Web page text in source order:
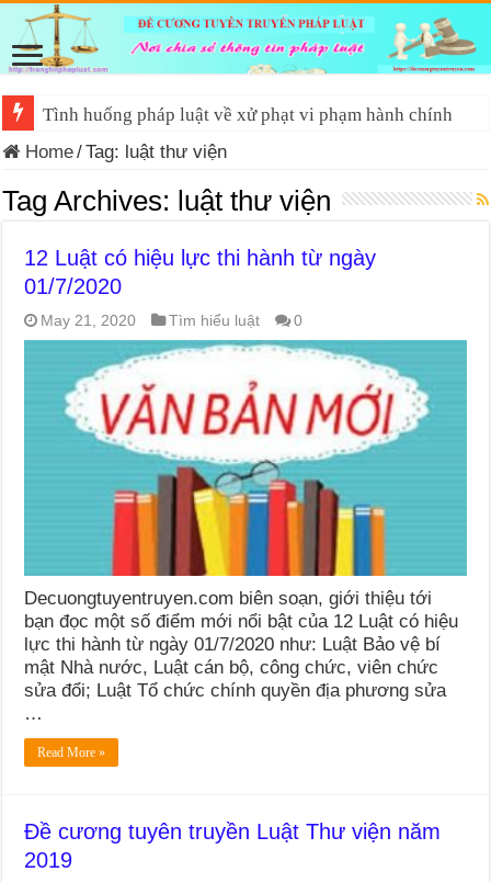
Tình huống pháp luật về xử phạt vi phạm hành chính
Home/Tag: luật thư viện
Tag Archives: luật thư viện
12 Luật có hiệu lực thi hành từ ngày
01/7/2020
May 21, 2020 Tìm hiểu luật 0
Decuongtuyentruyen.com biên soạn, giới thiệu tới
bạn đọc một số điểm mới nổi bật của 12 Luật có hiệu
lực thi hành từ ngày 01/7/2020 như: Luật Bảo vệ bí
mật Nhà nước, Luật cán bộ, công chức, viên chức
sửa đổi; Luật Tổ chức chính quyền địa phương sửa
…
Read More »
Đề cương tuyên truyền Luật Thư viện năm
2019